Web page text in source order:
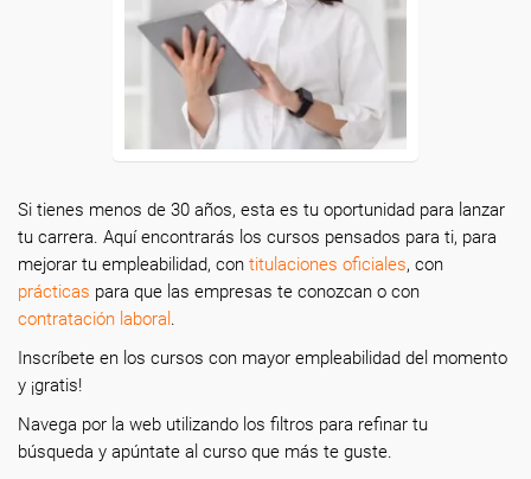
Si tienes menos de 30 años, esta es tu oportunidad para lanzar
tu carrera. Aquí encontrarás los cursos pensados para ti, para
mejorar tu empleabilidad, con titulaciones oficiales, con
prácticas para que las empresas te conozcan o con
contratación laboral .
Inscríbete en los cursos con mayor empleabilidad del momento
y ¡gratis!
Navega por la web utilizando los filtros para refinar tu
búsqueda y apúntate al curso que más te guste.